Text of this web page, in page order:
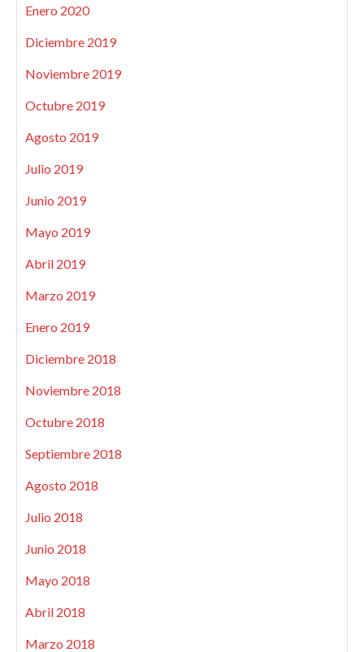
Enero 2020
Diciembre 2019
Noviembre 2019
Octubre 2019
Agosto 2019
Julio 2019
Junio 2019
Mayo 2019
Abril 2019
Marzo 2019
Enero 2019
Diciembre 2018
Noviembre 2018
Octubre 2018
Septiembre 2018
Agosto 2018
Julio 2018
Junio 2018
Mayo 2018
Abril 2018
Marzo 2018